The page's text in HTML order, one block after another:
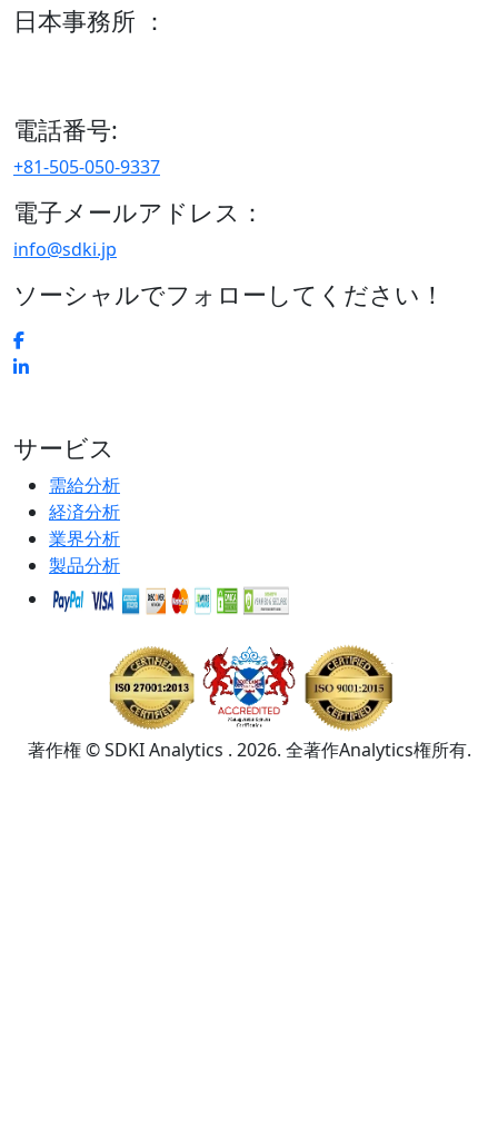
日本事務所 ：
電話番号:
+81-505-050-9337
電子メールアドレス：
info@sdki.jp
ソーシャルでフォローしてください！
サービス
需給分析
経済分析
業界分析
製品分析
著作権 © SDKI Analytics . 2026. 全著作Analytics権所有.